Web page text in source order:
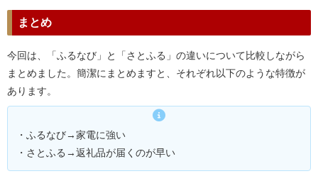
まとめ
今回は、「ふるなび」と「さとふる」の違いについて比較しながら
まとめました。簡潔にまとめますと、それぞれ以下のような特徴が
あります。
・ふるなび→家電に強い
・さとふる→返礼品が届くのが早い